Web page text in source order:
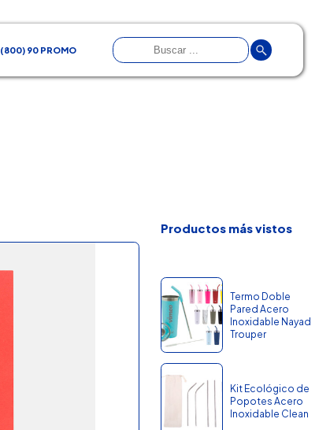
(800) 90 PROMO
Productos más vistos
Termo Doble
Pared Acero
Inoxidable Nayad
Trouper
Kit Ecológico de
Popotes Acero
Inoxidable Clean